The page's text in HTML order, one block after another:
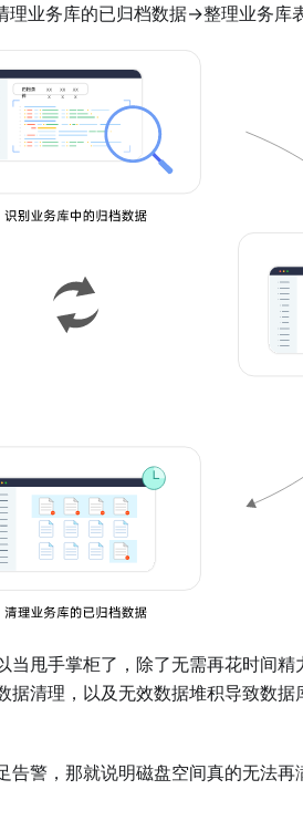
业务库的已归档数据→整理业务库
甩手掌柜了，除了无需再花时间
清理，以及无效数据堆积导致数据
警，那就说明磁盘空间真的无法